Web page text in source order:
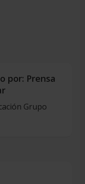
por: Prensa
Grupo